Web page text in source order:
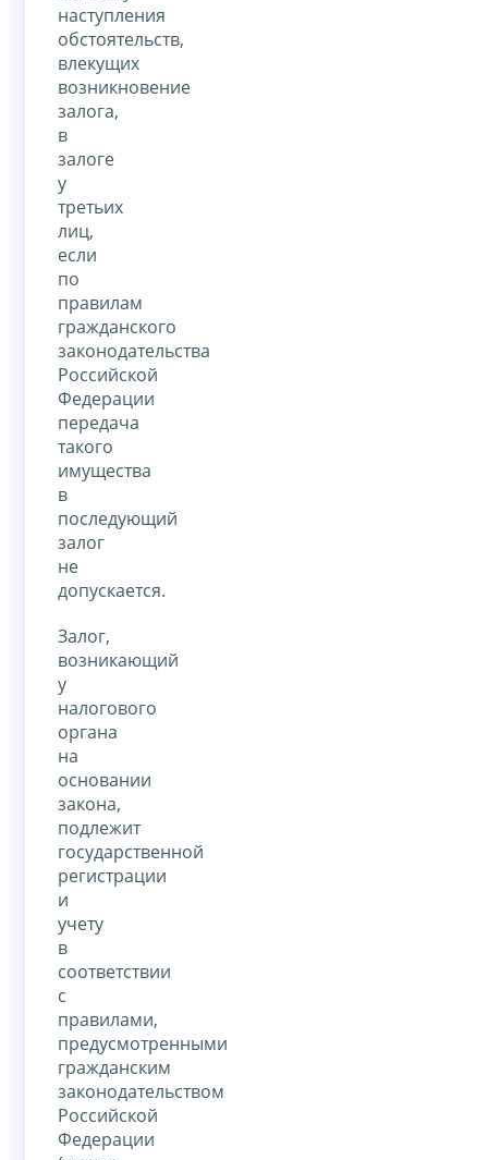
наступления
обстоятельств,
влекущих
возникновение
залога,
в
залоге
у
третьих
лиц,
если
по
правилам
гражданского
законодательства
Российской
Федерации
передача
такого
имущества
в
последующий
залог
не
допускается.
Залог,
возникающий
у
налогового
органа
на
основании
закона,
подлежит
государственной
регистрации
и
учету
в
соответствии
с
правилами,
предусмотренными
гражданским
законодательством
Российской
Федерации